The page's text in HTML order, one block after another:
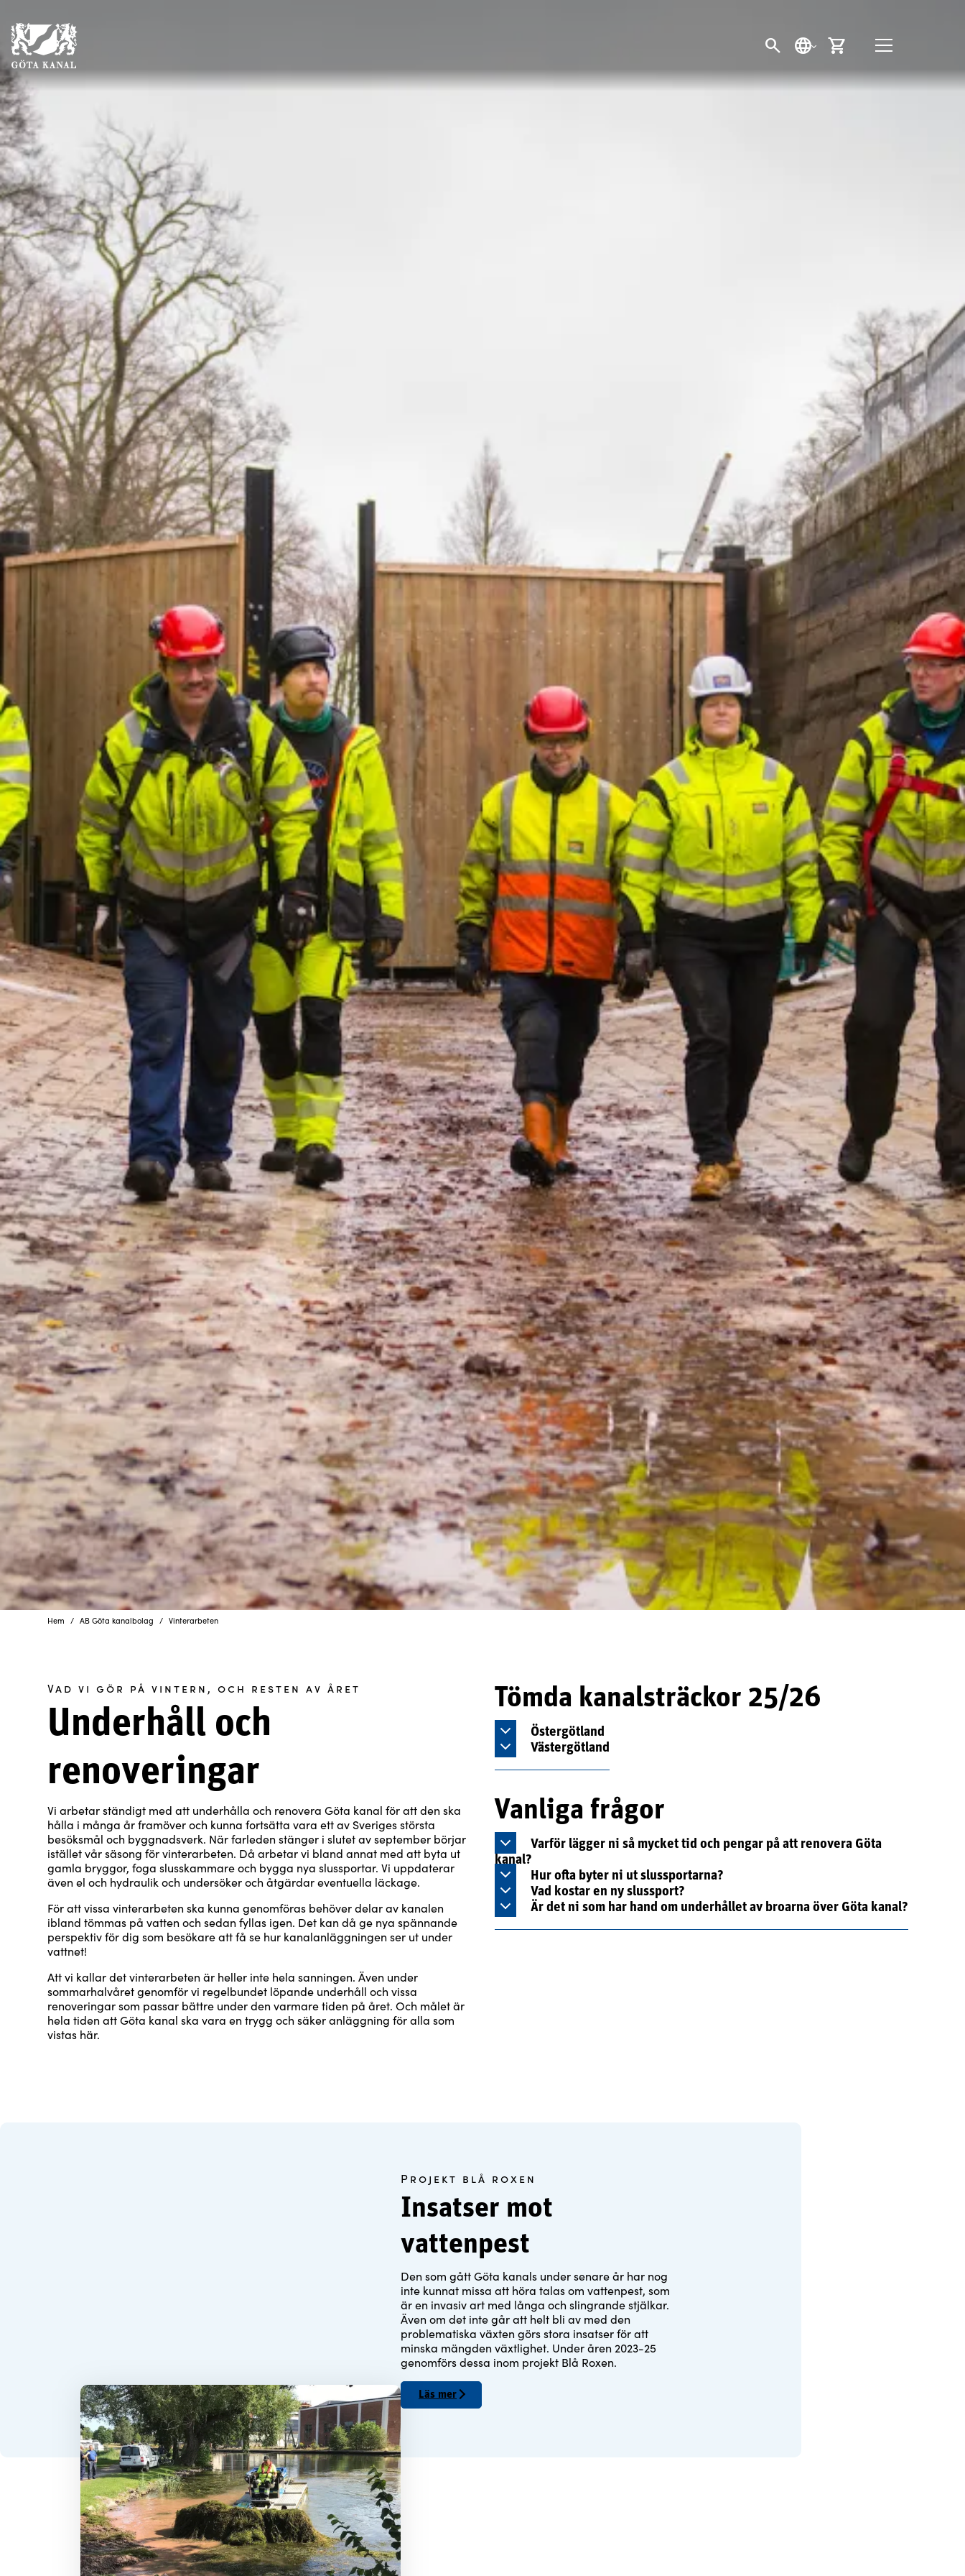
SÖKSPRÅKVARUKORG
Hem AB Göta kanalbolag Vinterarbeten
Vad vi gör på vintern, och resten av året
Underhåll och
renoveringar
Vi arbetar ständigt med att underhålla och renovera Göta kanal för att den ska
hålla i många år framöver och kunna fortsätta vara ett av Sveriges största
besöksmål och byggnadsverk. När farleden stänger i slutet av september börjar
istället vår säsong för vinterarbeten. Då arbetar vi bland annat med att byta ut
gamla bryggor, foga slusskammare och bygga nya slussportar. Vi uppdaterar
även el och hydraulik och undersöker och åtgärdar eventuella läckage.
För att vissa vinterarbeten ska kunna genomföras behöver delar av kanalen
ibland tömmas på vatten och sedan fyllas igen. Det kan då ge nya spännande
perspektiv för dig som besökare att få se hur kanalanläggningen ser ut under
vattnet!
Att vi kallar det vinterarbeten är heller inte hela sanningen. Även under
sommarhalvåret genomför vi regelbundet löpande underhåll och vissa
renoveringar som passar bättre under den varmare tiden på året. Och målet är
hela tiden att Göta kanal ska vara en trygg och säker anläggning för alla som
vistas här.
Tömda kanalsträckor 25/26
Östergötland
Västergötland
Vanliga frågor
Varför lägger ni så mycket tid och pengar på att renovera Göta
kanal?
Hur ofta byter ni ut slussportarna?
Vad kostar en ny slussport?
Är det ni som har hand om underhållet av broarna över Göta kanal?
Projekt blå roxen
Insatser mot
vattenpest
Den som gått Göta kanals under senare år har nog
inte kunnat missa att höra talas om vattenpest, som
är en invasiv art med långa och slingrande stjälkar.
Även om det inte går att helt bli av med den
problematiska växten görs stora insatser för att
minska mängden växtlighet. Under åren 2023-25
genomförs dessa inom projekt Blå Roxen.
Läs mer